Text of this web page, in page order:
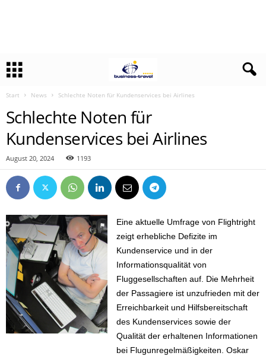
Start News Schlechte Noten für Kundenservices bei Airlines
Schlechte Noten für
Kundenservices bei Airlines
August 20, 2024 1193
Eine aktuelle Umfrage von Flightright
zeigt erhebliche Defizite im
Kundenservice und in der
Informationsqualität von
Fluggesellschaften auf. Die Mehrheit
der Passagiere ist unzufrieden mit der
Erreichbarkeit und Hilfsbereitschaft
des Kundenservices sowie der
Qualität der erhaltenen Informationen
bei Flugunregelmäßigkeiten. Oskar